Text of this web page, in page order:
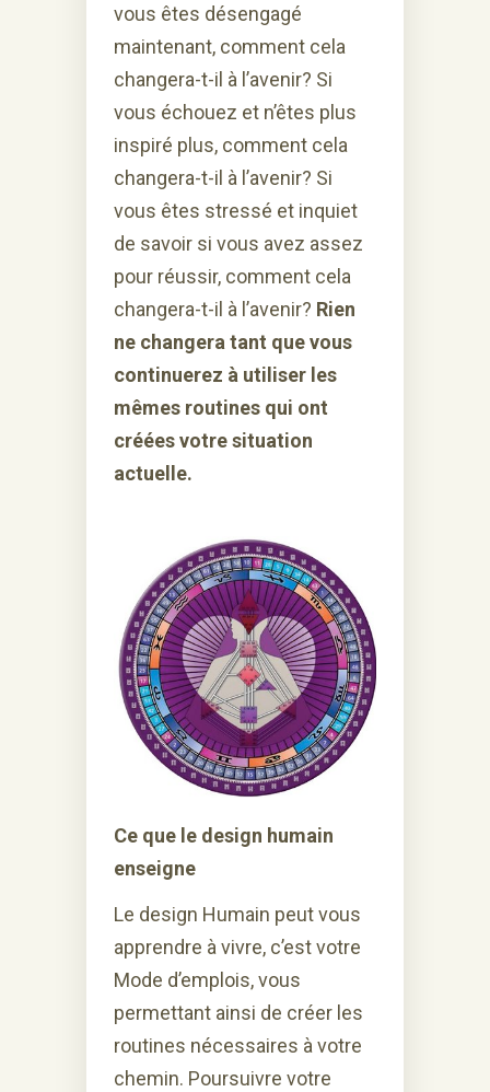
vous êtes désengagé
maintenant, comment cela
changera-t-il à l’avenir? Si
vous échouez et n’êtes plus
inspiré plus, comment cela
changera-t-il à l’avenir? Si
vous êtes stressé et inquiet
de savoir si vous avez assez
pour réussir, comment cela
changera-t-il à l’avenir? Rien
ne changera tant que vous
continuerez à utiliser les
mêmes routines qui ont
créées votre situation
actuelle.
Ce que le design humain
enseigne
Le design Humain peut vous
apprendre à vivre, c’est votre
Mode d’emplois, vous
permettant ainsi de créer les
routines nécessaires à votre
chemin. Poursuivre votre